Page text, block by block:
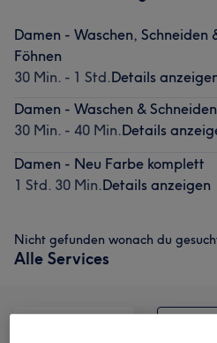
Damen - Waschen, Schneiden
Föhnen
30 Min. - 1 Std.Details
Damen - Waschen & Schneiden
30 Min. - 40 Min.Details
Damen - Neu Farbe komplett
1 Std. 30 Min.Details anzeigen
Nicht gefunden wonach du
Alle Services